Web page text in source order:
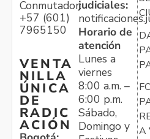
Conmutador:
+57 (601)
7965150
VENTA
NILLA
ÚNICA
DE
RADIC
ACIÓN
judiciales:
Horario de
atención
Lunes a
viernes
8:00 a.m. –
6:00 p.m.
Sábado,
Domingo y
A